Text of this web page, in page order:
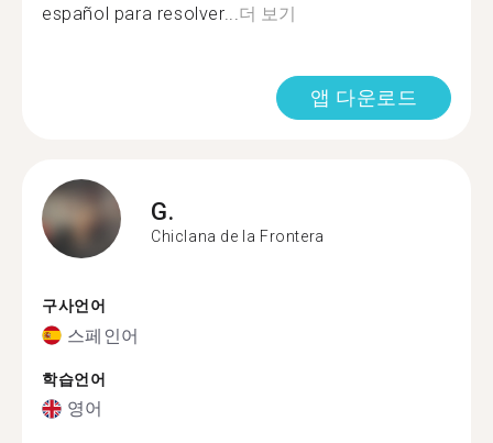
español para resolver...더 보기
앱 다운로드
G.
Chiclana de la Frontera
구사언어
스페인어
학습언어
영어